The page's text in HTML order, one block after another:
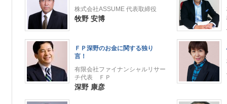
株式会社ASSUME 代表取締役
牧野 安博
ＦＰ深野のお金に関する独り
言！
有限会社ファイナンシャルリサー
チ代表 ＦＰ
深野 康彦